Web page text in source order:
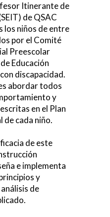
Itinerante de
de QSAC
los niños de entre
por el Comité
Preescolar
Educación
discapacidad.
abordar todos
y
en el Plan
de cada niño.
de este
e implementa
y
de